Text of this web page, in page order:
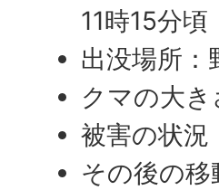
11時15分頃
出没場所：
クマの大
被害の状況
その後の移